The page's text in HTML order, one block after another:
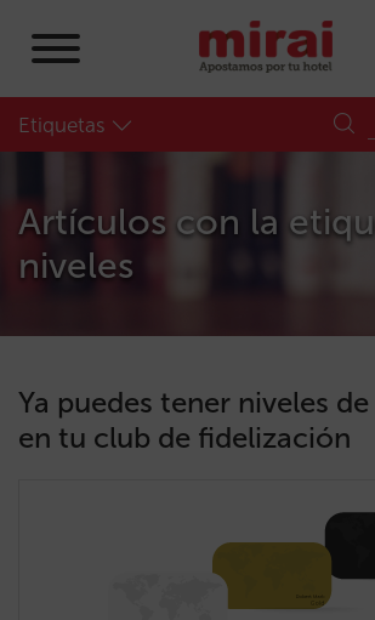
Etiquetas
Artículos con la
niveles
Ya puedes tener niveles
en tu club de fidelización